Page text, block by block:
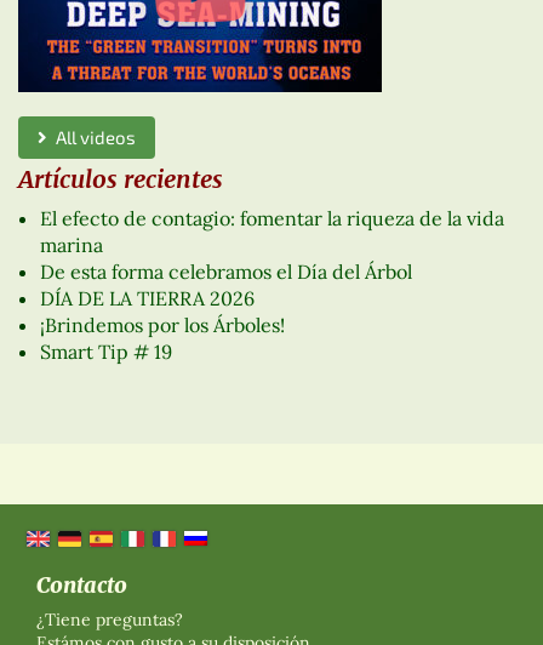
All videos
Artículos recientes
El efecto de contagio: fomentar la riqueza de la vida
marina
De esta forma celebramos el Día del Árbol
DÍA DE LA TIERRA 2026
¡Brindemos por los Árboles!
Smart Tip # 19
Contacto
¿Tiene preguntas?